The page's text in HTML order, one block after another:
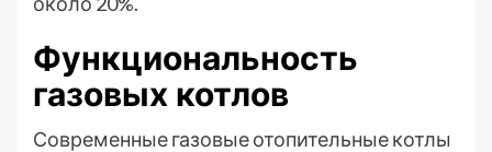
Функциональность
газовых котлов
Современные газовые отопительные котлы